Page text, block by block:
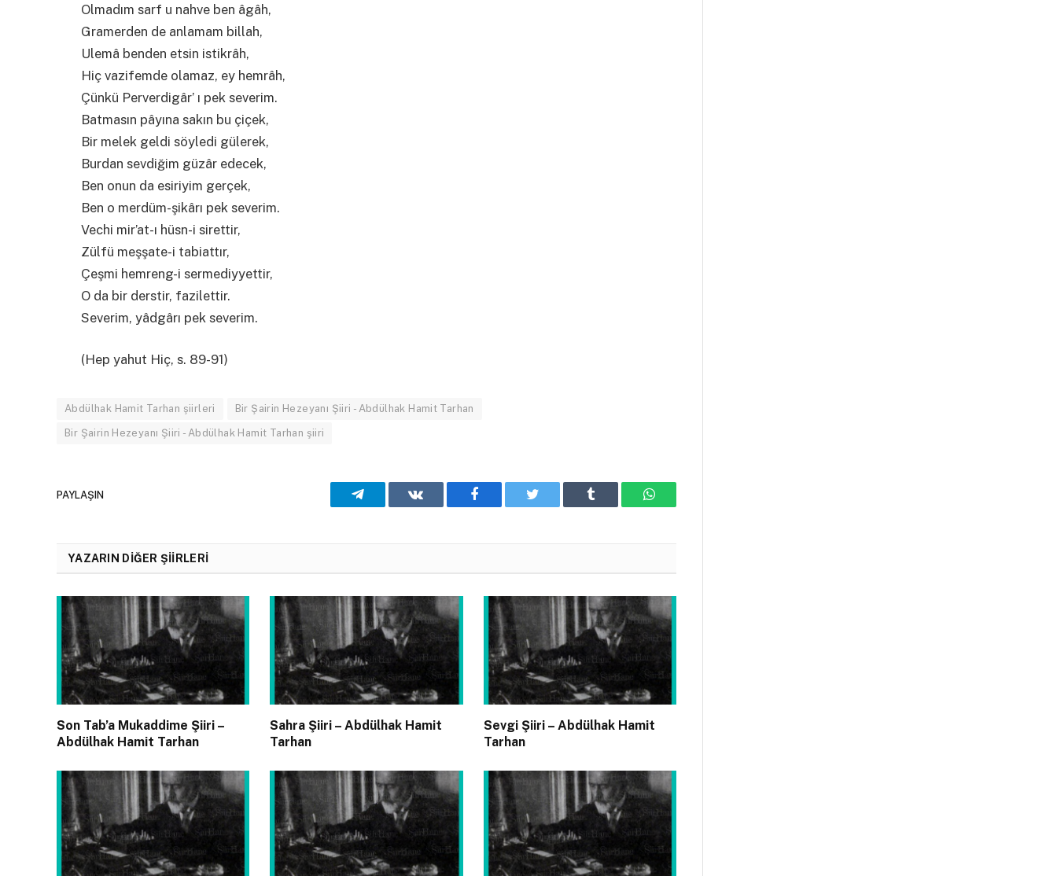
Olmadım sarf u nahve ben âgâh,
Gramerden de anlamam billah,
Ulemâ benden etsin istikrâh,
Hiç vazifemde olamaz, ey hemrâh,
Çünkü Perverdigâr’ ı pek severim.
Batmasın pâyına sakın bu çiçek,
Bir melek geldi söyledi gülerek,
Burdan sevdiğim güzâr edecek,
Ben onun da esiriyim gerçek,
Ben o merdüm-şikârı pek severim.
Vechi mir’at-ı hüsn-i sirettir,
Zülfü meşşate-i tabiattır,
Çeşmi hemreng-i sermediyyettir,
O da bir derstir, fazilettir.
Severim, yâdgârı pek severim.
(Hep yahut Hiç, s. 89-91)
Abdülhak Hamit Tarhan şiirleri Bir Şairin Hezeyanı Şiiri - Abdülhak Hamit Tarhan
Bir Şairin Hezeyanı Şiiri - Abdülhak Hamit Tarhan şiiri
PAYLAŞIN Telegram VKontakteFacebook Twitter Tumblr WhatsApp
YAZARIN DIĞER ŞIIRLERI
Son Tab’a Mukaddime Şiiri –
Abdülhak Hamit Tarhan
Sahra Şiiri – Abdülhak Hamit
Tarhan
Sevgi Şiiri – Abdülhak Hamit
Tarhan